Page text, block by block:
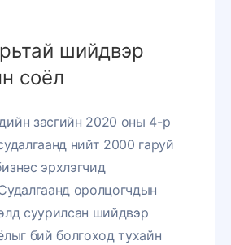
шийдвэр
соёл
засгийн 2020 оны 4-р
нийт 2000 гаруй
эрхлэгчид
оролцогчдын
суурилсан шийдвэр
бий болгоход тухайн